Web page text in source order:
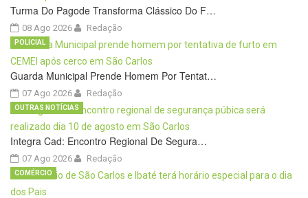
Turma Do Pagode Transforma Clássico Do F…
08 Ago 2026 Redação
Guarda Municipal Prende Homem Por Tentat…
07 Ago 2026
POLICIAL
Redação
Integra Cad: Encontro Regional De Segura…
07 Ago 2026
OUTRAS NOTÍCIAS
Redação
COMÉRCIO